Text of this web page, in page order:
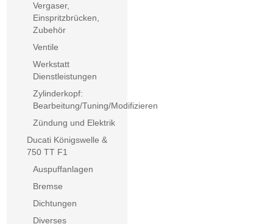
Vergaser,
Einspritzbrücken,
Zubehör
Ventile
Werkstatt
Dienstleistungen
Zylinderkopf:
Bearbeitung/Tuning/Modifizieren
Zündung und Elektrik
Ducati Königswelle &
750 TT F1
Auspuffanlagen
Bremse
Dichtungen
Diverses